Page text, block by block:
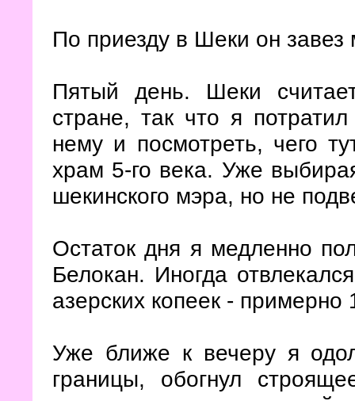
По приезду в Шеки он завез
Пятый день. Шеки
стране, так что я
нему и посмотреть, чего
храм 5-го века. Уже
шекинского мэра, но не
Остаток дня я медленно
Белокан. Иногда
азерских копеек - примерно
Уже ближе к вечеру я
границы, обогнул